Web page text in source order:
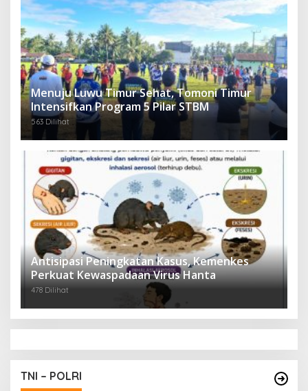
Menuju Luwu Timur Sehat, Tomoni Timur
Intensifkan Program 5 Pilar STBM
563 Dilihat
Antisipasi Peningkatan Kasus, Kemenkes
Perkuat Kewaspadaan Virus Hanta
478 Dilihat
TNI – POLRI